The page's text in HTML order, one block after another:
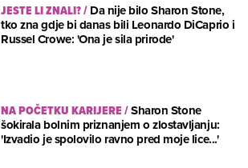
JESTE LI ZNALI?/Da nije bilo Sharon Stone,
tko zna gdje bi danas bili Leonardo DiCaprio i
Russel Crowe: 'Ona je sila prirode'
NA POČETKU KARIJERE/Sharon Stone
šokirala bolnim priznanjem o zlostavljanju:
'Izvadio je spolovilo ravno pred moje lice...'